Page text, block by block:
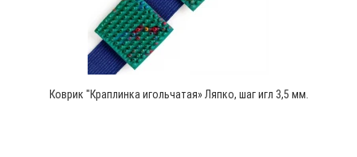
Коврик "Краплинка игольчатая» Ляпко, шаг игл 3,5 мм.